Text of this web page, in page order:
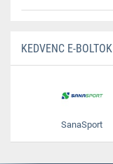
KEDVENC E-BOLTOK
SanaSport